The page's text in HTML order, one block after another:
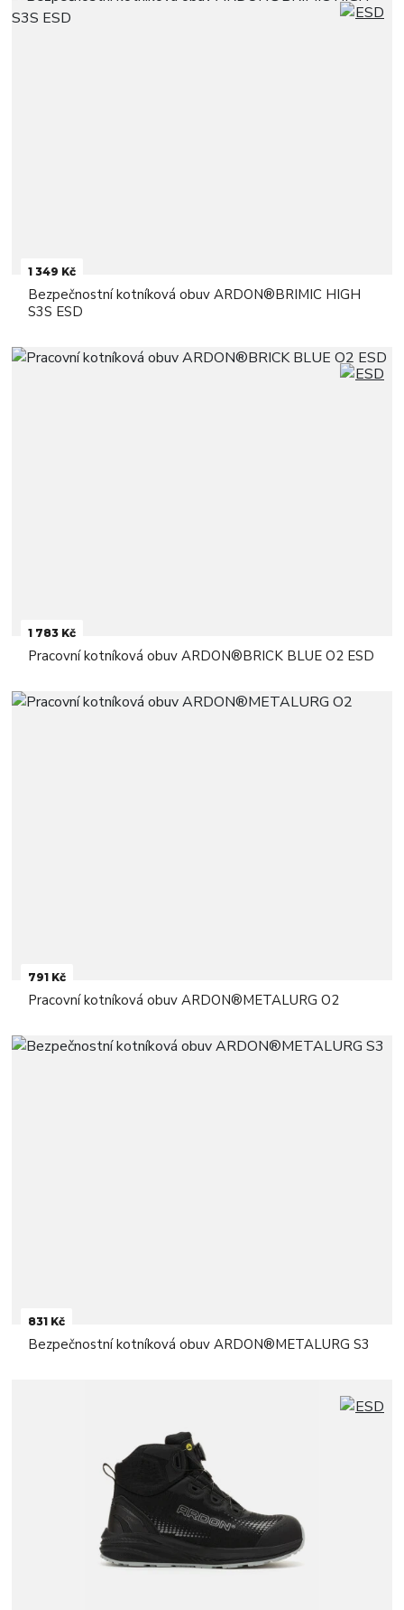
1 349 Kč
Bezpečnostní kotníková obuv ARDON®BRIMIC HIGH
S3S ESD
1 783 Kč
Pracovní kotníková obuv ARDON®BRICK BLUE O2 ESD
791 Kč
Pracovní kotníková obuv ARDON®METALURG O2
831 Kč
Bezpečnostní kotníková obuv ARDON®METALURG S3